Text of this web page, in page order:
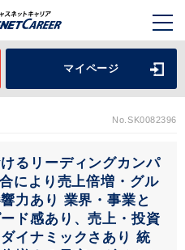
マイページ
No.SK0082396
るリーディングカンパ
により売上倍増・グル
力あり 業界・事業と
ド感あり、売上・投資
イナミックさあり 統